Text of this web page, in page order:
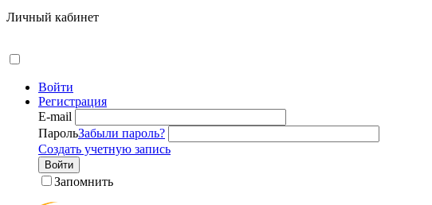
Личный кабинет
Войти
Регистрация
E-mail
ПарольЗабыли пароль?
Создать учетную запись
Войти
Запомнить